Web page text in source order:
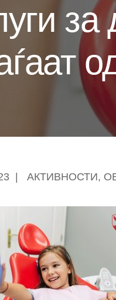
за
АКТИВНОСТИ,